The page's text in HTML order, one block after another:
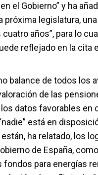
el Gobierno” y ha
legislatura,
años”, para lo
reflejado en la cita
balance de todos los
de las
datos favorables en
está en
ha relatado, los
de España,
para energías